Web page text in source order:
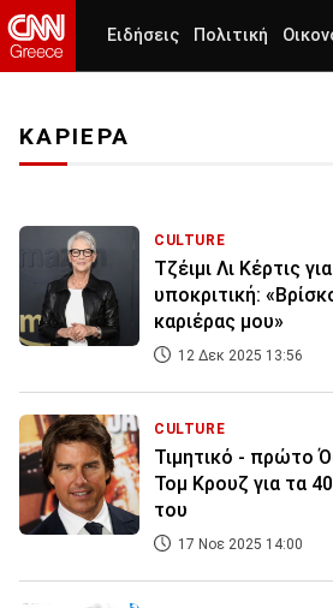
Ειδήσεις Πολιτική
ΚΑΡΙΕΡΑ
CULTURE
Τζέιμι Λι Κέρτις
υποκριτική:
καριέρας μου»
12 Δεκ 2025 13:56
CULTURE
Τιμητικό - πρώτο
Τομ Κρουζ για τα
του
17 Νοε 2025 14:00